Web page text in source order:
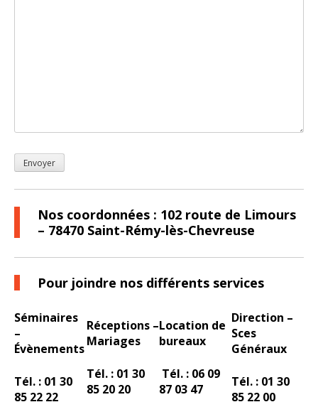
Nos coordonnées : 102 route de Limours
– 78470 Saint-Rémy-lès-Chevreuse
Pour joindre nos différents services
Séminaires
–
Évènements
Tél. : 01 30
85 22 22
Réceptions –
Mariages
Tél. : 01 30
85 20 20
Location de
bureaux
Tél. : 06 09
87 03 47
Direction –
Sces
Généraux
Tél. : 01 30
85 22 00